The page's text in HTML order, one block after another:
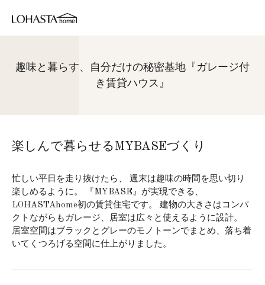
趣味と暮らす、自分だけの秘密基地『ガレージ付
き賃貸ハウス』
楽しんで暮らせるMYBASEづくり
忙しい平日を走り抜けたら、 週末は趣味の時間を思い切り
楽しめるように。 『MYBASE』が実現できる、
LOHASTAhome初の賃貸住宅です。 建物の大きさはコンパ
クトながらもガレージ、居室は広々と使えるように設計。
居室空間はブラックとグレーのモノトーンでまとめ、落ち着
いてくつろげる空間に仕上がりました。